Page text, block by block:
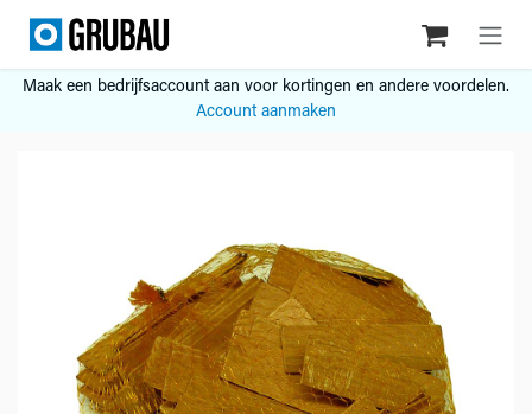
Overslaan naar inhoud
Maak een bedrijfsaccount aan voor kortingen en andere voordelen.
Account aanmaken